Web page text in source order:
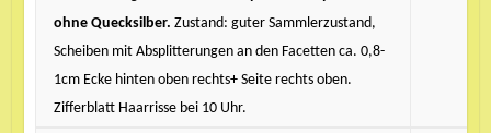
ohne Quecksilber.Zustand: guter Sammlerzustand,
Scheiben mit Absplitterungen an den Facetten ca. 0,8-
1cm Ecke hinten oben rechts+ Seite rechts oben.
Zifferblatt Haarrisse bei 10 Uhr.